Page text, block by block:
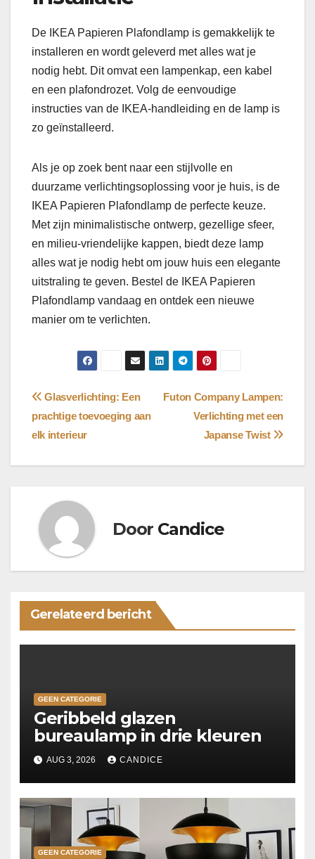
De IKEA Papieren Plafondlamp is gemakkelijk te
installeren en wordt geleverd met alles wat je
nodig hebt. Dit omvat een lampenkap, een kabel
en een plafondrozet. Volg de eenvoudige
instructies van de IKEA-handleiding en de lamp is
zo geïnstalleerd.
Als je op zoek bent naar een stijlvolle en
duurzame verlichtingsoplossing voor je huis, is de
IKEA Papieren Plafondlamp de perfecte keuze.
Met zijn minimalistische ontwerp, gezellige sfeer,
en milieu-vriendelijke kappen, biedt deze lamp
alles wat je nodig hebt om jouw huis een elegante
uitstraling te geven. Bestel de IKEA Papieren
Plafondlamp vandaag en ontdek een nieuwe
manier om te verlichten.
Bericht
navigatie
Futon Company Lampen:
Verlichting met een
Japanse Twist
Glasverlichting: Een
prachtige toevoeging aan
elk interieur
Door Candice
Gerelateerd bericht
GEEN CATEGORIE
Geribbeld glazen
bureaulamp in drie kleuren
AUG 3, 2026 CANDICE
GEEN CATEGORIE